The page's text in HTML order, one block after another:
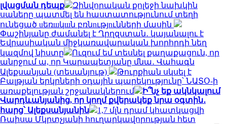
լվացման դեպք
Զինվորական քոլեջի նախկին
սաները պատմել են հաստատությունում տեղի
ունեցած uեռшկшն բռնnւթյnւնների մասին
Փաշինյանը ժամանել է Ղրղզստան․ կայանալու է
Եվրասիական միջկառավարական խորհրդի նեղ
կազմով նիստը
Ուզում եմ տեսնել քաղաքացուն, որ
անրջում ա, որ Կարապետյանը մնա․ Վահագն
Ալեքսանյան (տեսանյութ)
Թուրքիան սկսել է
Բալթյան երկրների օդային պարեկությունը՝ ՆԱՏՕ-ի
առաքելության շրջանակներում
Ի՞նչ եք ակնկալում
Վարդևանյանից, որ կողմ քվերակեք նրա օգտին․
հարց՝ Ալեքսանյանին
1,7 մլն դրամ կհատկացվի
Ռաիսա Մկրտչյանի հուղարկավորության հետ